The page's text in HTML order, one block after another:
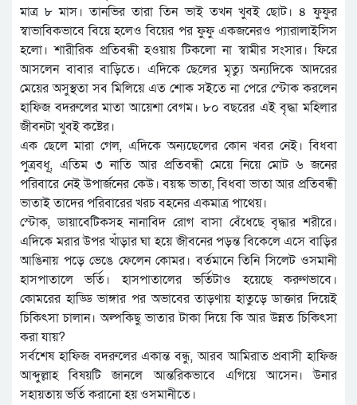
মাত্র ৮ মাস। তানভির তারা তিন ভাই তখন খুবই ছোট। ৪ ফুফুর
স্বাভাবিকভাবে বিয়ে হলেও বিয়ের পর ফুফু একজনেরও প্যারালাইসিস
হলো। শারীরিক প্রতিবন্ধী হওয়ায় টিকলো না স্বামীর সংসার। ফিরে
আসলেন বাবার বাড়িতে। এদিকে ছেলের মৃত্যু অন্যদিকে আদরের
মেয়ের অসুস্থতা সব মিলিয়ে এত শোক সইতে না পেরে স্টোক করলেন
হাফিজ বদরুলের মাতা আয়েশা বেগম। ৮০ বছরের এই বৃদ্ধা মহিলার
জীবনটা খুবই কষ্টের।
এক ছেলে মারা গেল, এদিকে অন্যছেলের কোন খবর নেই। বিধবা
পুত্রবধূ, এতিম ৩ নাতি আর প্রতিবন্ধী মেয়ে নিয়ে মোট ৬ জনের
পরিবারে নেই উপার্জনের কেউ। বয়স্ক ভাতা, বিধবা ভাতা আর প্রতিবন্ধী
ভাতাই তাদের পরিবারের খরচ বহনের একমাত্র পাথেয়।
স্টোক, ডায়াবেটিকসহ নানাবিদ রোগ বাসা বেঁধেছে বৃদ্ধার শরীরে।
এদিকে মরার উপর খাঁড়ার ঘা হয়ে জীবনের পড়ন্ত বিকেলে এসে বাড়ির
আঙিনায় পড়ে ভেঙে ফেলেন কোমর। বর্তমানে তিনি সিলেট ওসমানী
হাসপাতালে ভর্তি। হাসপাতালের ভর্তিটাও হয়েছে করুণভাবে।
কোমরের হাড্ডি ভাঙ্গার পর অভাবের তাড়ণায় হাতুড়ে ডাক্তার দিয়েই
চিকিৎসা চালান। অল্পকিছু ভাতার টাকা দিয়ে কি আর উন্নত চিকিৎসা
করা যায়?
সর্বশেষ হাফিজ বদরুলের একান্ত বন্ধু, আরব আমিরাত প্রবাসী হাফিজ
আব্দুল্লাহ বিষয়টি জানলে আন্তরিকভাবে এগিয়ে আসেন। উনার
সহায়তায় ভর্তি করানো হয় ওসমানীতে।